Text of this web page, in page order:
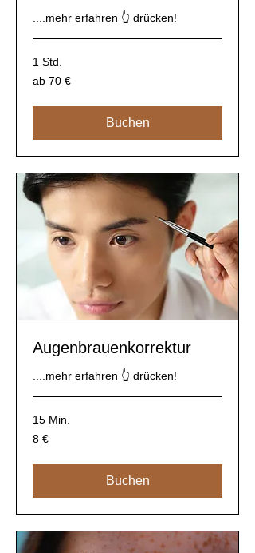
....mehr erfahren 👆 drücken!
1 Std.
ab
70
ab 70 €
Buchen
Augenbrauenkorrektur
....mehr erfahren 👆 drücken!
15 Min.
8
Euro
8 €
Buchen